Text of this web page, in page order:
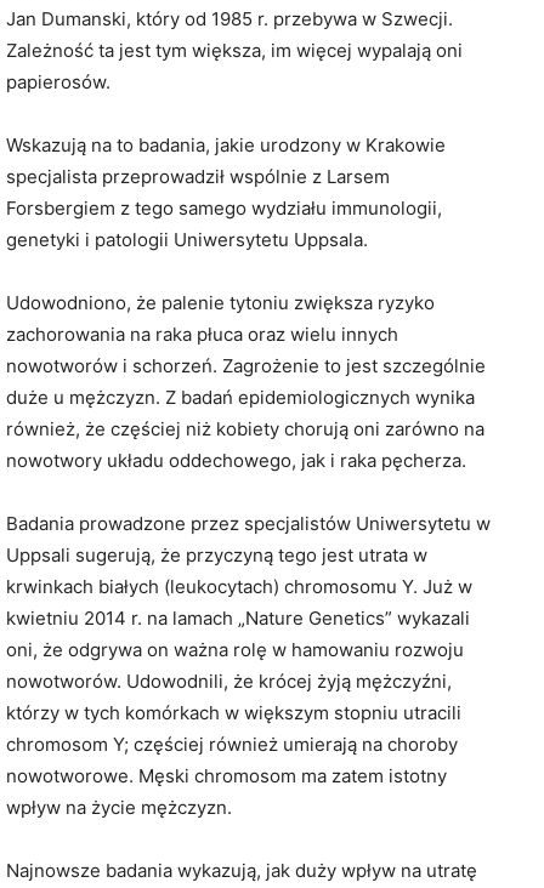
Jan Dumanski, który od 1985 r. przebywa w Szwecji.
Zależność ta jest tym większa, im więcej wypalają oni
papierosów.
Wskazują na to badania, jakie urodzony w Krakowie
specjalista przeprowadził wspólnie z Larsem
Forsbergiem z tego samego wydziału immunologii,
genetyki i patologii Uniwersytetu Uppsala.
Udowodniono, że palenie tytoniu zwiększa ryzyko
zachorowania na raka płuca oraz wielu innych
nowotworów i schorzeń. Zagrożenie to jest szczególnie
duże u mężczyzn. Z badań epidemiologicznych wynika
również, że częściej niż kobiety chorują oni zarówno na
nowotwory układu oddechowego, jak i raka pęcherza.
Badania prowadzone przez specjalistów Uniwersytetu w
Uppsali sugerują, że przyczyną tego jest utrata w
krwinkach białych (leukocytach) chromosomu Y. Już w
kwietniu 2014 r. na lamach „Nature Genetics” wykazali
oni, że odgrywa on ważna rolę w hamowaniu rozwoju
nowotworów. Udowodnili, że krócej żyją mężczyźni,
którzy w tych komórkach w większym stopniu utracili
chromosom Y; częściej również umierają na choroby
nowotworowe. Męski chromosom ma zatem istotny
wpływ na życie mężczyzn.
Najnowsze badania wykazują, jak duży wpływ na utratę